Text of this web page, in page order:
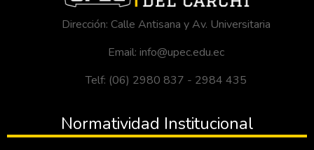
Dirección: Calle Antisana y Av. Universitaria
Email: info@upec.edu.ec
Telf: (06) 2980 837 - 2984 435
Normatividad Institucional